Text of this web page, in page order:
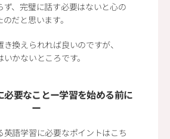
ず、完璧に話す必要はないと心の
だと思います。
換えられれば良いのですが、
かないところです。
要なことー学習を始める前に
ー
英語学習に必要なポイントはこち